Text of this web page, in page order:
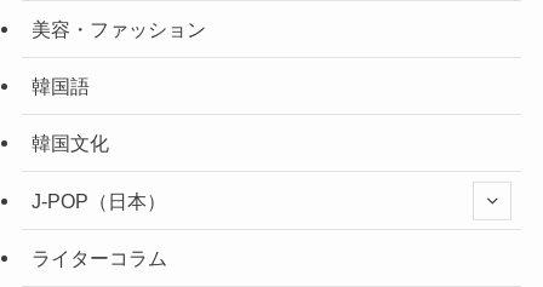
美容・ファッション
韓国語
韓国文化
J-POP（日本）
ライターコラム